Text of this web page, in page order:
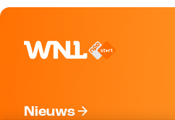
Nieuws